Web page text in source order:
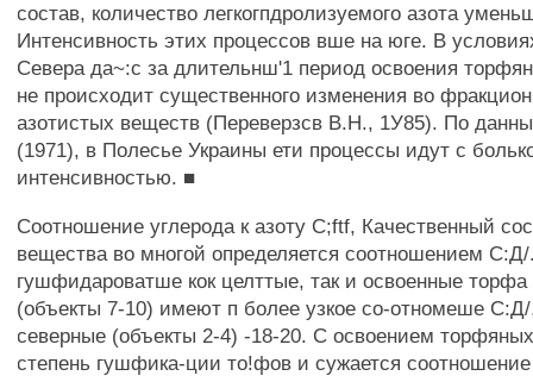
состав, количество легкогпдролизуемого азота
Интенсивность этих процессов вше на юге. В
Севера да~:с за длительнш'1 период освоения
не происходит существенного изменения во
азотистых веществ (Переверзсв В.Н., 1У85). По
(1971), в Полесье Украины ети процессы идут с
интенсивностью. ■
Соотношение углерода к азоту С;ftf, Качественный
вещества во многой определяется соотношением
гушфидароватше кок целттые, так и освоенные
(объекты 7-10) имеют п более узкое со-отномеше
северные (объекты 2-4) -18-20. С освоением торфяных
степень гушфика-ции то!фов и сужается